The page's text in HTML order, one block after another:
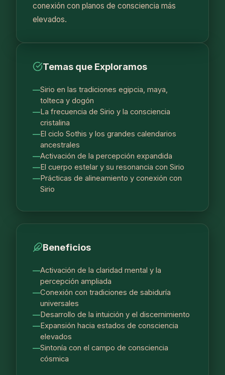
conexión con planos de consciencia más
elevados.
Temas que Exploramos
Sirio en las tradiciones egipcia, maya,
tolteca y dogón
La frecuencia de Sirio y la consciencia
cristalina
El ciclo Sothis y los grandes calendarios
ancestrales
Activación de la percepción expandida
El cuerpo estelar y su resonancia con Sirio
Prácticas de alineamiento y conexión con
Sirio
Beneficios
Activación de la claridad mental y la
percepción ampliada
Conexión con tradiciones de sabiduría
universales
Desarrollo de la intuición y el discernimiento
Expansión hacia estados de consciencia
elevados
Sintonía con el campo de consciencia
cósmica